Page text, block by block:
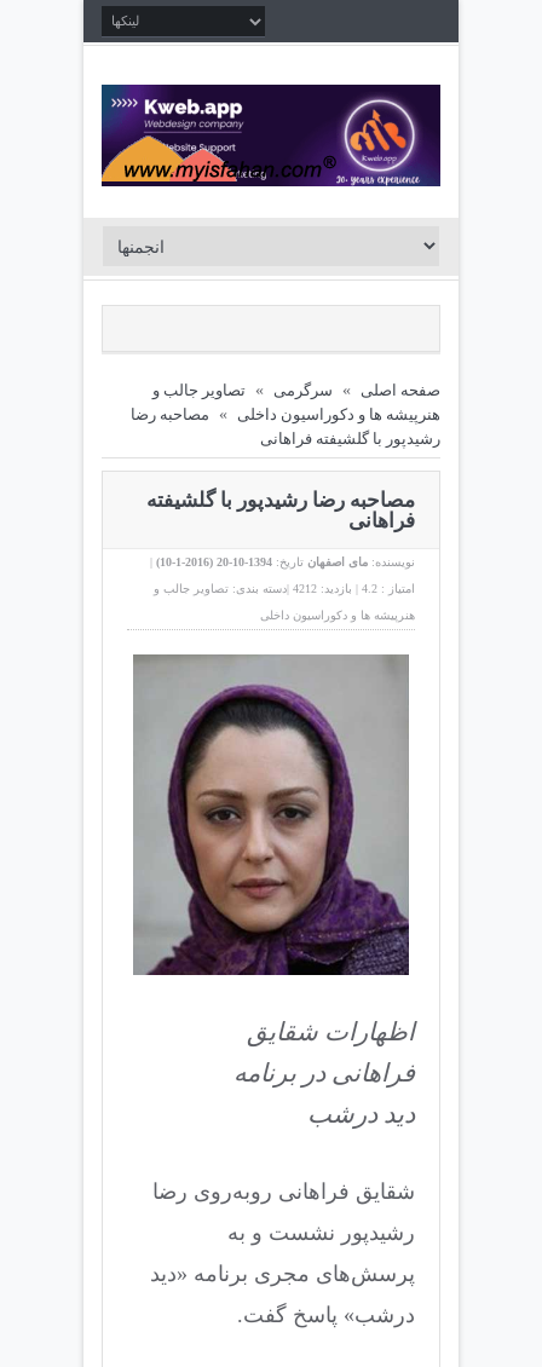
صفحه اصلی » سرگرمی » تصاوير جالب و
هنرپيشه ها و دکوراسیون داخلی »
مصاحبه رضا
رشیدپور با گلشیفته فراهانی
مصاحبه رضا رشیدپور با گلشیفته
فراهانی
نویسنده: مای اصفهان تاریخ: 1394-10-20 (
2016-1-10
)
|
امتیاز : 4.2
| بازدید: 4212
|دسته بندی: تصاوير جالب و
هنرپيشه ها و دکوراسیون داخلی
اظهارات شقایق
فراهانی در برنامه
دید درشب
شقایق فراهانی روبه‌روی رضا
رشیدپور نشست و به
پرسش‌های مجری برنامه «دید
درشب» پاسخ گفت.